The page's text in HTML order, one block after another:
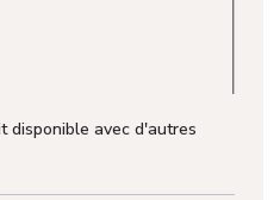
disponible avec d'autres